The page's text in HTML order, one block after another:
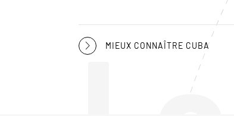
MIEUX CONNAÎTRE CUBA